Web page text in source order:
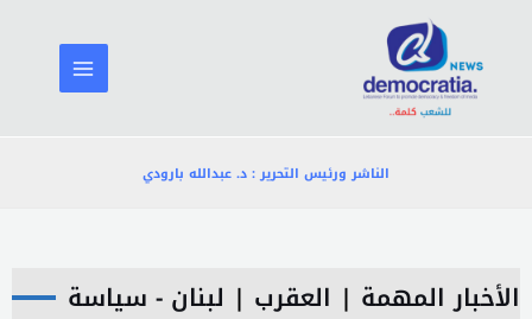
المحتوى
الناشر ورئيس التحرير : د. عبدالله بارودي
الأخبار المهمة | العقرب | لبنان - سياسة